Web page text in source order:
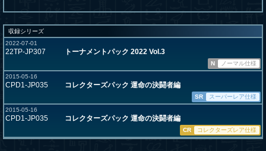
収録シリーズ
2022-07-01
22TP-JP307 トーナメントパック 2022 Vol.3
N
ノーマル仕様
2015-05-16
CPD1-JP035 コレクターズパック 運命の決闘者編
SR
スーパーレア仕様
2015-05-16
CPD1-JP035 コレクターズパック 運命の決闘者編
CR コレクターズレア仕様